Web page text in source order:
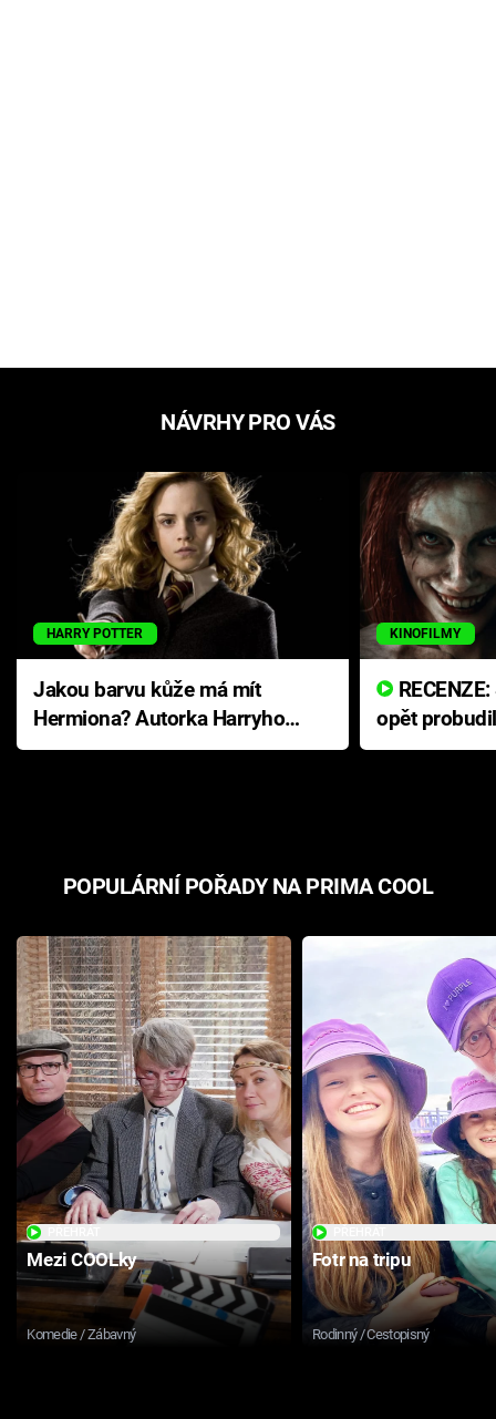
NÁVRHY PRO VÁS
HARRY POTTER
Jakou barvu kůže má mít
Hermiona? Autorka Harryho
Pottera přišla s ráznou
KINOFILMY
opět
přichází s
POPULÁRNÍ POŘADY NA PRIMA COOL
Mezi COOLky
Komedie / Zábavný
Fotr na tripu
Rodinný / Cestopisný